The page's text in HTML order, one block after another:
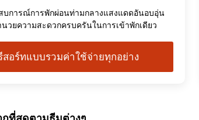
บการณ์การพักผ่อนท่ามกลางแสงแดดอันอบอุ่น
วยความสะดวกครบครันในการเข้าพักเดียว
สอร์ทแบบรวมค่าใช้จ่ายทุกอย่าง